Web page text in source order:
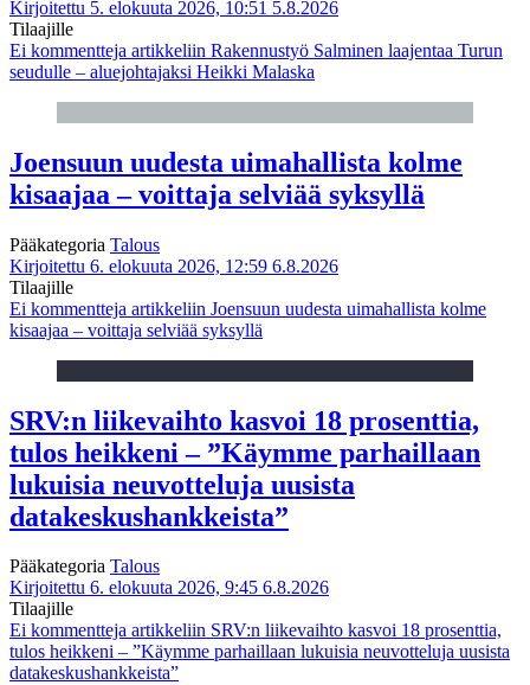
Kirjoitettu 5. elokuuta 2026, 10:51 5.8.2026
Tilaajille
Ei kommentteja artikkeliin Rakennustyö Salminen laajentaa Turun
seudulle – aluejohtajaksi Heikki Malaska
Joensuun uudesta uimahallista kolme
kisaajaa – voittaja selviää syksyllä
Pääkategoria Talous
Kirjoitettu 6. elokuuta 2026, 12:59 6.8.2026
Tilaajille
Ei kommentteja artikkeliin Joensuun uudesta uimahallista kolme
kisaajaa – voittaja selviää syksyllä
SRV:n liikevaihto kasvoi 18 prosenttia,
tulos heikkeni – ”Käymme parhaillaan
lukuisia neuvotteluja uusista
datakeskushankkeista”
Pääkategoria Talous
Kirjoitettu 6. elokuuta 2026, 9:45 6.8.2026
Tilaajille
Ei kommentteja artikkeliin SRV:n liikevaihto kasvoi 18 prosenttia,
tulos heikkeni – ”Käymme parhaillaan lukuisia neuvotteluja uusista
datakeskushankkeista”